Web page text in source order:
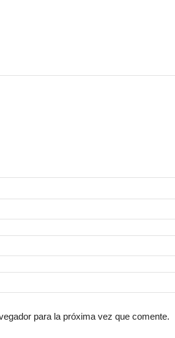
para la próxima vez que comente.